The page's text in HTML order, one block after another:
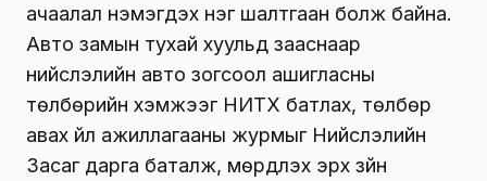
ачаалал нэмэгдэх нэг шалтгаан болж байна.
Авто замын тухай хуульд зааснаар
нийслэлийн авто зогсоол ашигласны
төлбөрийн хэмжээг НИТХ батлах, төлбөр
авах үйл ажиллагааны журмыг Нийслэлийн
Засаг дарга баталж, мөрдүүлэх эрх зүйн